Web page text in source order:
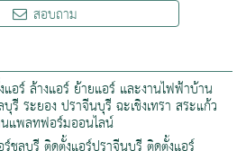
สอบถาม
อร์ ล้างแอร์ ย้ายแอร์ และงานไฟฟ้าบ้าน
รี ระยอง ปราจีนบุรี ฉะเชิงเทรา สระแก้ว
แพลทฟอร์มออนไลน์